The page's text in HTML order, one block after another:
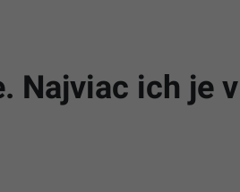
Najviac ich je